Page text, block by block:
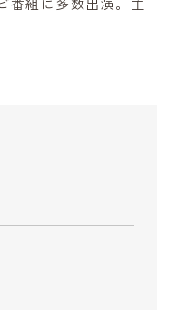
番組に多数出演。主